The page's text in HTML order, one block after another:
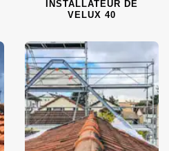
INSTALLATEUR DE
VELUX 40